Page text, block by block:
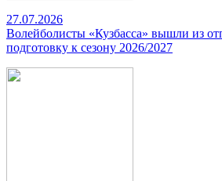
27.07.2026
Волейболисты «Кузбасса» вышли из
подготовку к сезону 2026/2027